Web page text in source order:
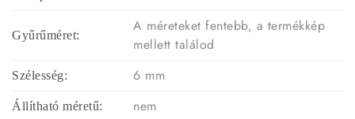
Gyűrűméret:
A méreteket fentebb, a termékkép
mellett találod
Szélesség: 6 mm
Állítható méretű: nem